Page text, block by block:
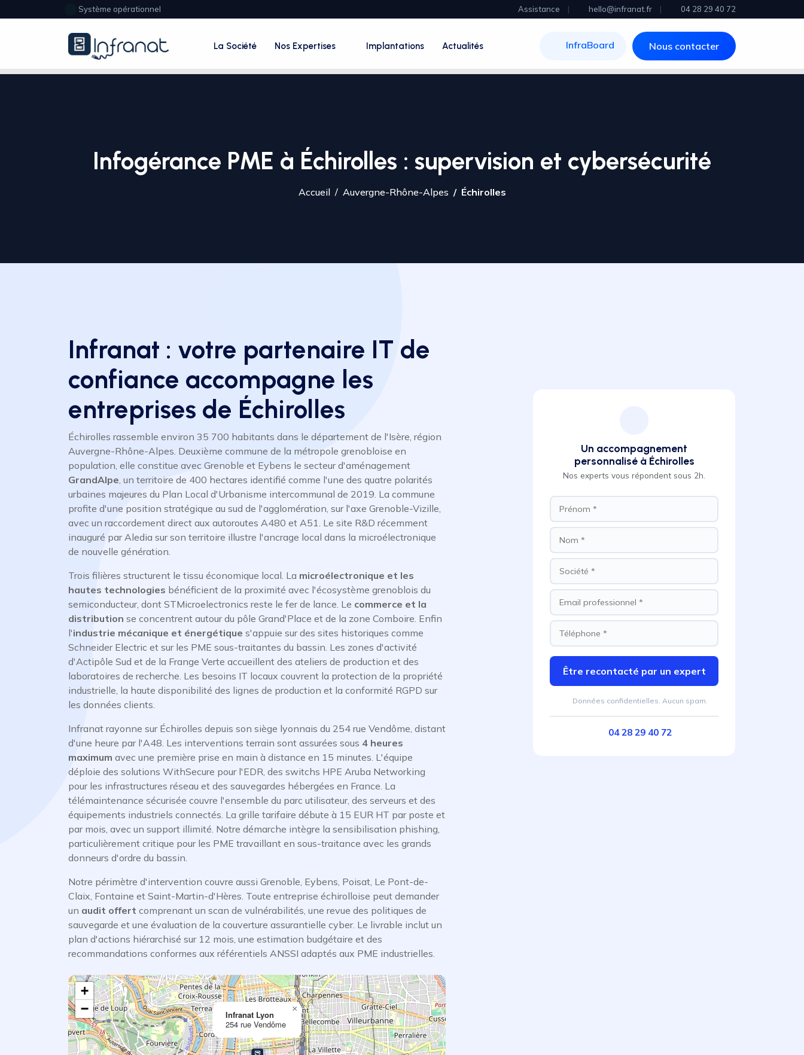
Système opérationnel Assistance | hello@infranat.fr | 04 28 29 40 72
La Société Nos Expertises Implantations Actualités InfraBoard Nous contacter
Infogérance PME à Échirolles : supervision et cybersécurité
Accueil Auvergne-Rhône-Alpes Échirolles
Infranat : votre partenaire IT de
confiance accompagne les
entreprises de Échirolles
Échirolles rassemble environ 35 700 habitants dans le département de l'Isère, région
Auvergne-Rhône-Alpes. Deuxième commune de la métropole grenobloise en
population, elle constitue avec Grenoble et Eybens le secteur d'aménagement
GrandAlpe, un territoire de 400 hectares identifié comme l'une des quatre polarités
urbaines majeures du Plan Local d'Urbanisme intercommunal de 2019. La commune
profite d'une position stratégique au sud de l'agglomération, sur l'axe Grenoble-Vizille,
avec un raccordement direct aux autoroutes A480 et A51. Le site R&D récemment
inauguré par Aledia sur son territoire illustre l'ancrage local dans la microélectronique
de nouvelle génération.
Trois filières structurent le tissu économique local. La microélectronique et les
hautes technologies bénéficient de la proximité avec l'écosystème grenoblois du
semiconducteur, dont STMicroelectronics reste le fer de lance. Le commerce et la
distribution se concentrent autour du pôle Grand'Place et de la zone Comboire. Enfin
l'industrie mécanique et énergétique s'appuie sur des sites historiques comme
Schneider Electric et sur les PME sous-traitantes du bassin. Les zones d'activité
d'Actipôle Sud et de la Frange Verte accueillent des ateliers de production et des
laboratoires de recherche. Les besoins IT locaux couvrent la protection de la propriété
industrielle, la haute disponibilité des lignes de production et la conformité RGPD sur
les données clients.
Infranat rayonne sur Échirolles depuis son siège lyonnais du 254 rue Vendôme, distant
d'une heure par l'A48. Les interventions terrain sont assurées sous 4 heures
maximum avec une première prise en main à distance en 15 minutes. L'équipe
déploie des solutions WithSecure pour l'EDR, des switchs HPE Aruba Networking
pour les infrastructures réseau et des sauvegardes hébergées en France. La
télémaintenance sécurisée couvre l'ensemble du parc utilisateur, des serveurs et des
équipements industriels connectés. La grille tarifaire débute à 15 EUR HT par poste et
par mois, avec un support illimité. Notre démarche intègre la sensibilisation phishing,
particulièrement critique pour les PME travaillant en sous-traitance avec les grands
donneurs d'ordre du bassin.
Notre périmètre d'intervention couvre aussi Grenoble, Eybens, Poisat, Le Pont-de-
Claix, Fontaine et Saint-Martin-d'Hères. Toute entreprise échirolloise peut demander
un audit offert comprenant un scan de vulnérabilités, une revue des politiques de
sauvegarde et une évaluation de la couverture assurantielle cyber. Le livrable inclut un
plan d'actions hiérarchisé sur 12 mois, une estimation budgétaire et des
recommandations conformes aux référentiels ANSSI adaptés aux PME industrielles.
Infranat Lyon
254 rue Vendôme
×
+
−
Un accompagnement
personnalisé à Échirolles
Nos experts vous répondent sous 2h.
Être recontacté par un expert
Données confidentielles. Aucun spam.
04 28 29 40 72